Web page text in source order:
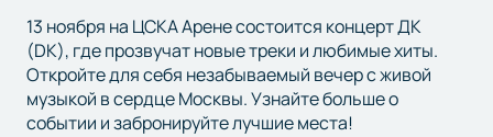
13 ноября на ЦСКА Арене состоится концерт ДК
(DK), где прозвучат новые треки и любимые хиты.
Откройте для себя незабываемый вечер с живой
музыкой в сердце Москвы. Узнайте больше о
событии и забронируйте лучшие места!